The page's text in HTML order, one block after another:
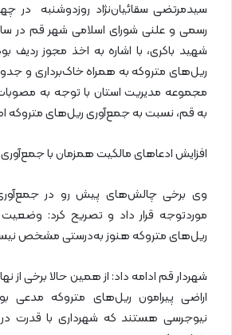
سیدمرتضی سقائیان‌نژاد روزدوشنبه
رسمی و علنی شورای اسلامی شهر قم در
شهید باکری، با اشاره به اخذ مجوز
ریل‌های متروکه به همراه خاک‌برداری و
مجموعه مدیریت استان با توجه به
به قم، نسبت به جمع‌آوری ریل‌های متروکه
افزایش ادعاهای مالکیت همزمان با
وی برخی چالش‌های پیش رو در
موردتوجه قرار داد و تصریح کرد:
ریل‌های متروکه هنوز به‌درستی مشخص
شهردار قم ادامه داد: از همین حالا برخی از
اراضی پیرامون ریل‌های متروکه
نیوجرسی هستند که شهرداری با قدرت در